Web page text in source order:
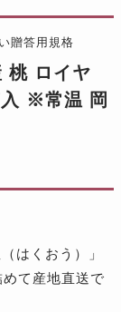
贈答用規格
桃 ロイヤ
※常温 岡
はくおう）」
て産地直送で